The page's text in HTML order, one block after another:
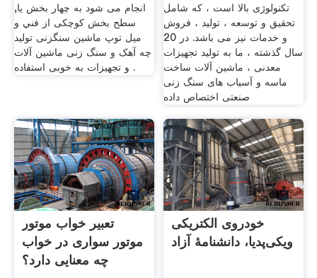
انجام می شود به چهار بخش یا,
سطح بخش کوچکی از فني و
میل توپ ماشین سنگزنی تولید
چه آهک و سنگ زنی ماشین آلات
و تجهیزات به خوبی استفاده .
تکنولوژی بالا است ، که شامل
تحقیق و توسعه ، تولید ، فروش
و خدمات نیز می باشد. در 20
سال گذشته ، ما به تولید تجهیزات
معدنی ، ماشین آلات ساخت
ماسه و آسیاب های سنگ زنی
صنعتی اختصاص داده
تعبیر خواب موتور
موتور سواری در خواب
چه معنایی دارد؟
خودروی الکتریکی
ویکی‌پدیا، دانشنامهٔ آزاد